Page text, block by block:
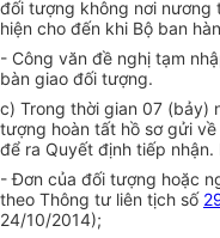
đối tượng không nơi nương
hiện cho đến khi Bộ ban
- Công văn đề nghị tạm
bàn giao đối tượng.
c) Trong thời gian 07 (bảy)
tượng hoàn tất hồ sơ gửi
để ra Quyết định tiếp nhận.
- Đơn của đối tượng hoặc
theo Thông tư liên tịch số
24/10/2014);